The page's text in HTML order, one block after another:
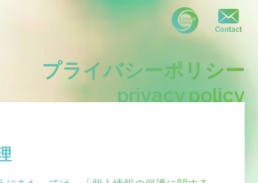
プライバシーポリシー
privacy policy